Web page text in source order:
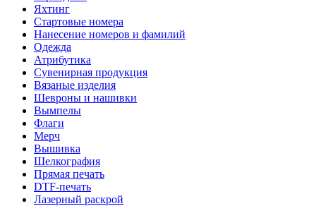
Яхтинг
Стартовые номера
Нанесение номеров и фамилий
Одежда
Атрибутика
Сувенирная продукция
Вязаные изделия
Шевроны и нашивки
Вымпелы
Флаги
Мерч
Вышивка
Шелкография
Прямая печать
DTF-печать
Лазерный раскрой